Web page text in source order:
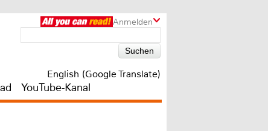
Anmelden
English (Google Translate)
YouTube-Kanal